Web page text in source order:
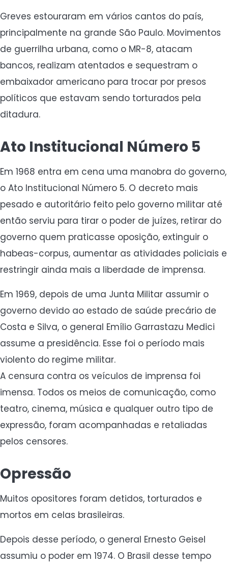
Greves estouraram em vários cantos do país,
principalmente na grande São Paulo. Movimentos
de guerrilha urbana, como o MR-8, atacam
bancos, realizam atentados e sequestram o
embaixador americano para trocar por presos
políticos que estavam sendo torturados pela
ditadura.
Ato Institucional Número 5
Em 1968 entra em cena uma manobra do governo,
o Ato Institucional Número 5. O decreto mais
pesado e autoritário feito pelo governo militar até
então serviu para tirar o poder de juízes, retirar do
governo quem praticasse oposição, extinguir o
habeas-corpus, aumentar as atividades policiais e
restringir ainda mais a liberdade de imprensa.
Em 1969, depois de uma Junta Militar assumir o
governo devido ao estado de saúde precário de
Costa e Silva, o general Emílio Garrastazu Medici
assume a presidência. Esse foi o período mais
violento do regime militar.
A censura contra os veículos de imprensa foi
imensa. Todos os meios de comunicação, como
teatro, cinema, música e qualquer outro tipo de
expressão, foram acompanhadas e retaliadas
pelos censores.
Opressão
Muitos opositores foram detidos, torturados e
mortos em celas brasileiras.
Depois desse período, o general Ernesto Geisel
assumiu o poder em 1974. O Brasil desse tempo